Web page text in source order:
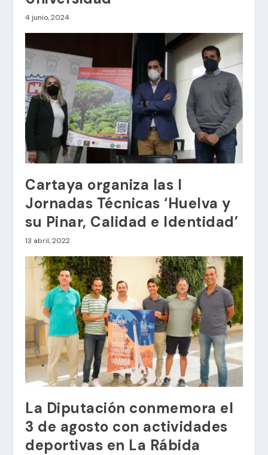
4 junio, 2024
Cartaya organiza las I
Jornadas Técnicas ‘Huelva y
su Pinar, Calidad e Identidad’
13 abril, 2022
La Diputación conmemora el
3 de agosto con actividades
deportivas en La Rábida